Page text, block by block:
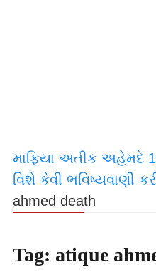
માફિયા અતીક અહેમદે
વિશે કેવી ભવિષ્યવાણી
ahmed death
Tag: atique